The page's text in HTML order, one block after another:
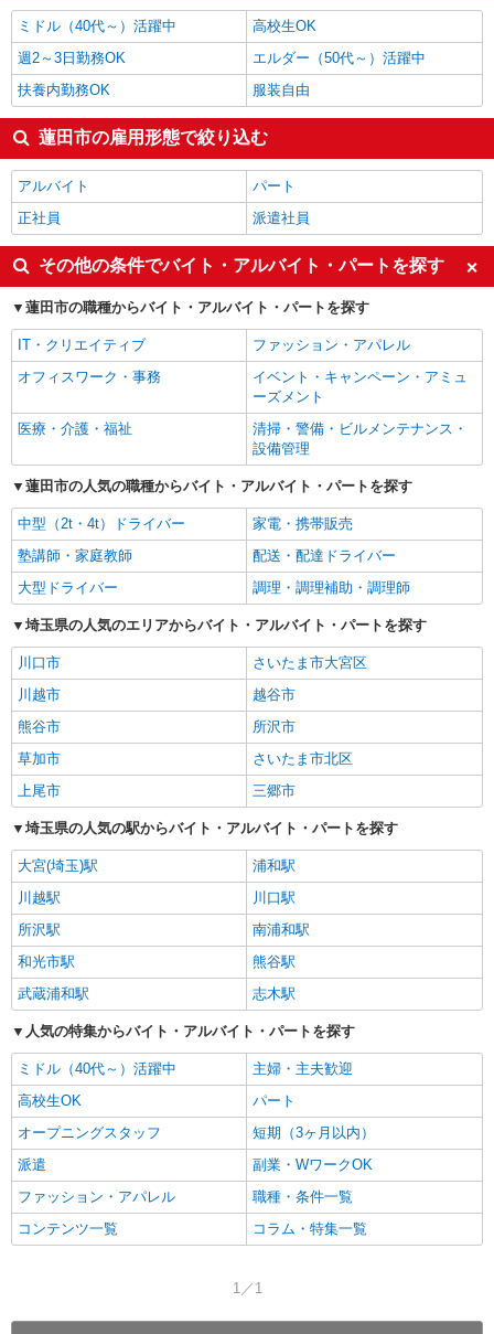
製造・組立・加工1,421円
蓮田市の他の職種の平均時給を見る
ミドル（40代～）活躍中
高校生OK
週2～3日勤務OK
エルダー（50代～）活躍中
扶養内勤務OK
服装自由
蓮田市の雇用形態で絞り込む
アルバイト
パート
正社員
派遣社員
その他の条件でバイト・アルバイト・パートを探す
蓮田市の職種からバイト・アルバイト・パートを探す
IT・クリエイティブ
ファッション・アパレル
オフィスワーク・事務
イベント・キャンペーン・アミュ
ーズメント
医療・介護・福祉
清掃・警備・ビルメンテナンス・
設備管理
蓮田市の人気の職種からバイト・アルバイト・パートを探す
中型（2t・4t）ドライバー
家電・携帯販売
塾講師・家庭教師
配送・配達ドライバー
大型ドライバー
調理・調理補助・調理師
埼玉県の人気のエリアからバイト・アルバイト・パートを探す
川口市
さいたま市大宮区
川越市
越谷市
熊谷市
所沢市
草加市
さいたま市北区
上尾市
三郷市
埼玉県の人気の駅からバイト・アルバイト・パートを探す
大宮(埼玉)駅
浦和駅
川越駅
川口駅
所沢駅
南浦和駅
和光市駅
熊谷駅
武蔵浦和駅
志木駅
人気の特集からバイト・アルバイト・パートを探す
ミドル（40代～）活躍中
主婦・主夫歓迎
高校生OK
パート
オープニングスタッフ
短期（3ヶ月以内）
派遣
副業・WワークOK
ファッション・アパレル
職種・条件一覧
コンテンツ一覧
コラム・特集一覧
1／1